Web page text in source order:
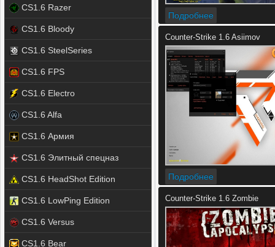
CS1.6 Razer
CS1.6 Bloody
CS1.6 SteelSeries
CS1.6 FPS
CS1.6 Electro
CS1.6 Alfa
CS1.6 Армия
CS1.6 Элитный спецназ
CS1.6 HeadShot Edition
CS1.6 LowPing Edition
CS1.6 Versus
CS1.6 Bear
Подробнее
Counter-Strike 1.6 Asiimov
Подробнее
Counter-Strike 1.6 Zombie